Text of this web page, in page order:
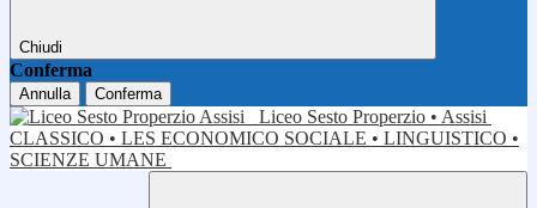
Chiudi
Conferma
Annulla Conferma
Liceo Sesto Properzio • Assisi
CLASSICO • LES ECONOMICO SOCIALE • LINGUISTICO •
SCIENZE UMANE